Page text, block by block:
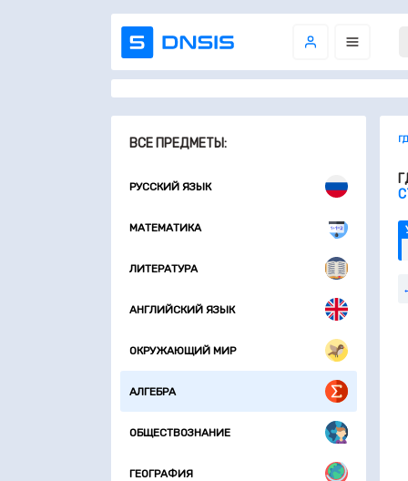
ВСЕ ПРЕДМЕТЫ:
РУССКИЙ ЯЗЫК
МАТЕМАТИКА
ЛИТЕРАТУРА
АНГЛИЙСКИЙ ЯЗЫК
ОКРУЖАЮЩИЙ МИР
АЛГЕБРА
ОБЩЕСТВОЗНАНИЕ
ГЕОГРАФИЯ